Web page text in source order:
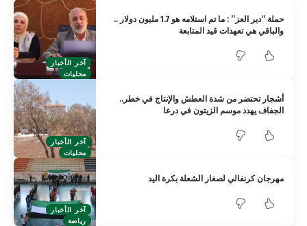
آخر الأخبار
محليات
حملة “دير العز” : ما تم استلامه هو 1.7 مليون دولار ..
والباقي هي تعهدات قيد المتابعة
آخر الأخبار
محليات
أشجار تحتضر من شدة العطش والإنتاج في خطر..
الجفاف يهدد موسم الزيتون في درعا
آخر الأخبار
رياضة
مهرجان كرنفالي لصغار الشعلة بكرة اليد